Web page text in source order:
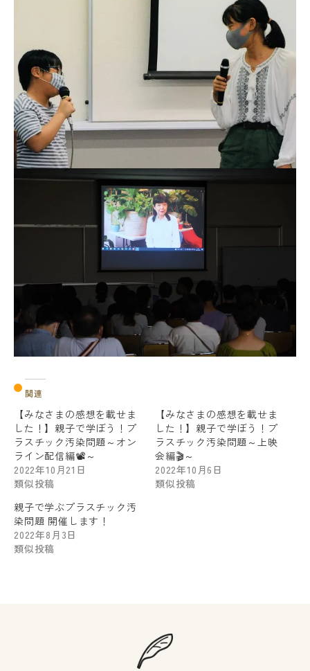
関連
【みなさまの感想を載せま
した！】親子で学ぼう！プ
ラスチック汚染問題～オン
ライン配信編📽️～
2022年10月21日
類似投稿
【みなさまの感想を載せま
した！】親子で学ぼう！プ
ラスチック汚染問題～上映
会編🎬～
2022年10月6日
類似投稿
親子で学ぶプラスチック汚
染問題 開催します！
2022年8月3日
類似投稿